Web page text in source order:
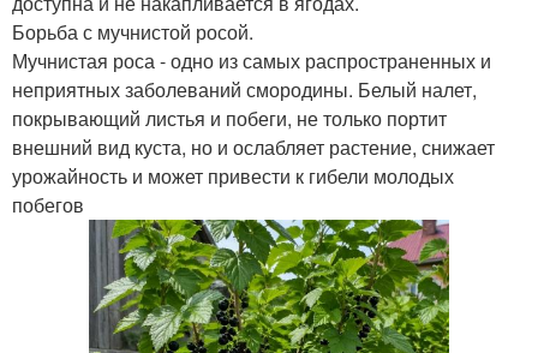
Борьба с мучнистой росой.
Мучнистая роса - одно из самых распространенных и
неприятных заболеваний смородины. Белый налет,
покрывающий листья и побеги, не только портит
внешний вид куста, но и ослабляет растение, снижает
урожайность и может привести к гибели молодых
побегов